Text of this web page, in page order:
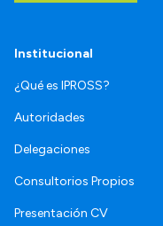
Institucional
¿Qué es IPROSS?
Autoridades
Delegaciones
Consultorios Propios
Presentación CV